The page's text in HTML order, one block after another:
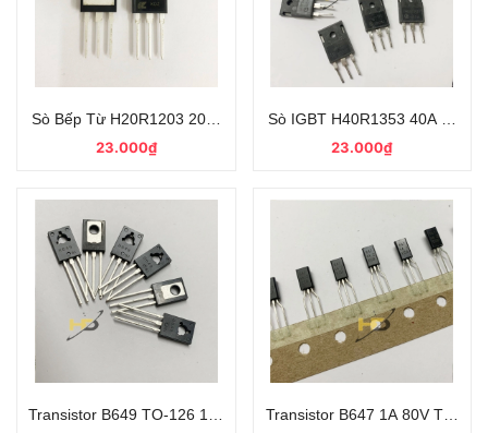
Sò Bếp Từ H20R1203 20A/1200V TO-247 Mới, Chính Hãng
23.000₫
23.000₫
Transistor B649 TO-126 1.5A 160V Loại TốtTransistor B647 1A 80V TO-